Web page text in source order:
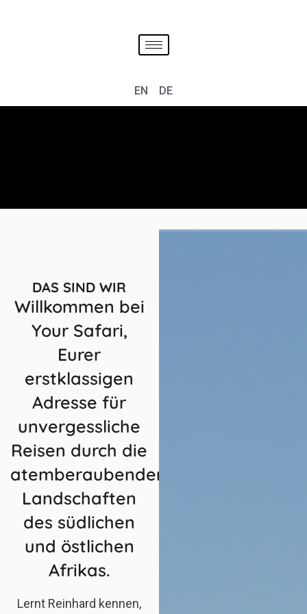
EN DE
DAS SIND WIR
Willkommen bei
Your Safari,
Eurer
erstklassigen
Adresse für
unvergessliche
Reisen durch die
atemberaubenden
Landschaften
des südlichen
und östlichen
Afrikas.
Lernt Reinhard kennen,